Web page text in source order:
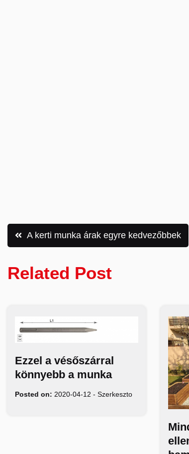
Bejegyzés
navigáció
A kerti munka árak egyre kedvezőbbek
Related Post
Ezzel a vésőszárral
könnyebb a munka
Posted on: 2020-04-12 - Szerkeszto